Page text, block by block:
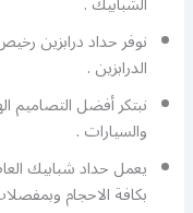
نوفر حداد درابزين
الدرابزين .
نبتكر أفضل
والسيارات .
يعمل حداد شبابيك
بكافة الاحجام